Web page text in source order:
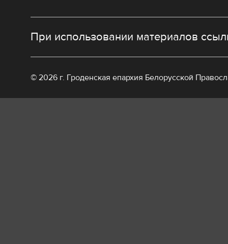
При использовании материалов
© 2026 г. Гроденская епархия Белорусской